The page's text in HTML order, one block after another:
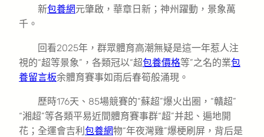
新包養網元肇啟，華章日新；神州躍動，景象萬
千。
回看2025年，群眾體育高潮無疑是這一年惹人注
視的“超等景象”，各類冠以“超包養價格等”之名的業包
養留言板余體育賽事如雨后春筍般涌現。
歷時176天、85場競賽的“蘇超”爆火出圈，“贛超”
“湘超”等各類平易近間體育賽事群“超”并起、遍地開
花；全運會吉利 包養網物“年夜灣雞”爆梗刷屏，背后是